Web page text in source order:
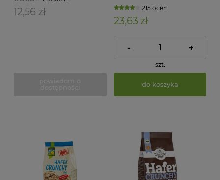
12,56 zł 215 ocen
23,63 zł
- +
szt.
do koszyka